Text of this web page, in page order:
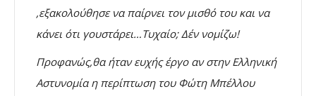
,εξακολούθησε να παίρνει τον μισθό του και να
κάνει ότι γουστάρει…Τυχαίο; Δέν νομίζω!
Προφανώς,θα ήταν ευχής έργο αν στην Ελληνική
Αστυνομία η περίπτωση του Φώτη Μπέλλου